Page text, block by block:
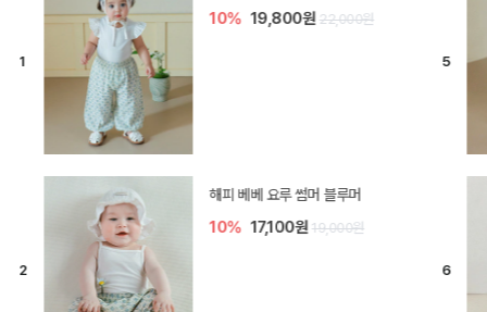
10% 21,600원 24,000원
듀이 아기 바지
10% 17,100원 19,000원